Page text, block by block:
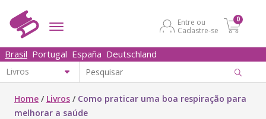
Entre ou
Cadastre-se
0
Brasil Portugal España Deutschland
Home / Livros / Como praticar uma boa respiração para
melhorar a saúde